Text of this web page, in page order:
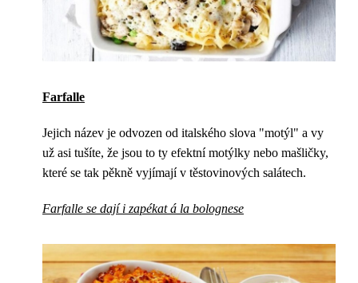
Farfalle
Jejich název je odvozen od italského slova "motýl" a vy
už asi tušíte, že jsou to ty efektní motýlky nebo mašličky,
které se tak pěkně vyjímají v těstovinových salátech.
Farfalle se dají i zapékat á la bolognese